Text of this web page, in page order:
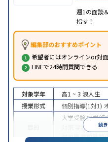
週1の面談
指す！
編集部のおすすめポイント
希望者にはオンラインor対
LINEで24時間質問できる
続
対象学年 高1 ~ 3 浪人生
授業形式
個別指導(1対1)
大学受験医学部
学習習慣の
試対策学校別特